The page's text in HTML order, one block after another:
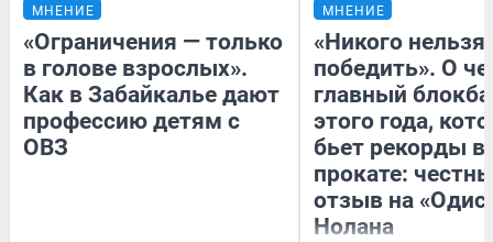
МНЕНИЕ
«Ограничения — только
в голове взрослых».
Как в Забайкалье дают
профессию детям с
ОВЗ
МНЕНИЕ
«Никого нельзя
победить». О
главный
этого года,
бьет рекорды в
прокате:
отзыв на
Нолана